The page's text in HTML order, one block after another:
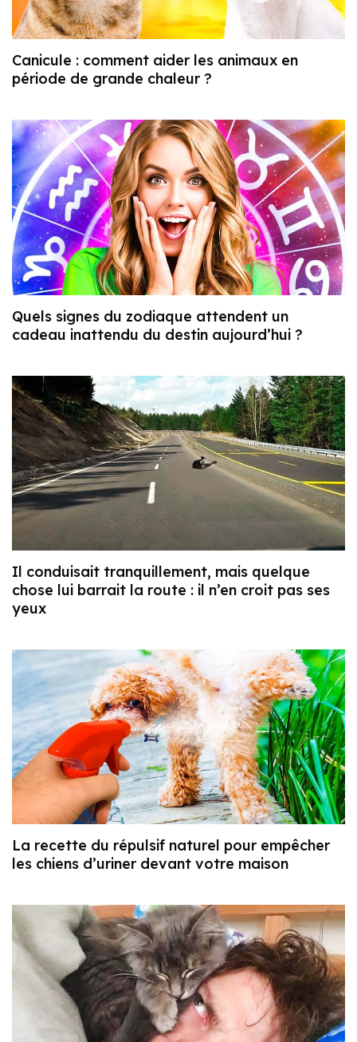
Canicule : comment aider les animaux en
période de grande chaleur ?
Quels signes du zodiaque attendent un
cadeau inattendu du destin aujourd’hui ?
Il conduisait tranquillement, mais quelque
chose lui barrait la route : il n’en croit pas ses
yeux
La recette du répulsif naturel pour empêcher
les chiens d’uriner devant votre maison